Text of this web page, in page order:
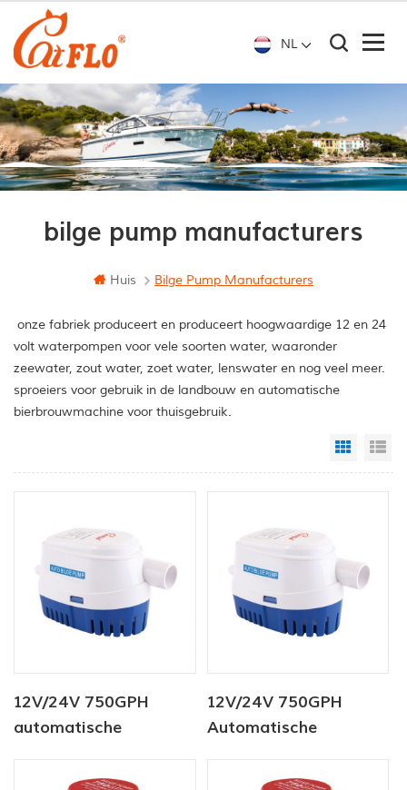
NL
bilge pump manufacturers
Huis Bilge Pump Manufacturers
onze fabriek produceert en produceert hoogwaardige 12 en 24
volt waterpompen voor vele soorten water, waaronder
zeewater, zout water, zoet water, lenswater en nog veel meer.
sproeiers voor gebruik in de landbouw en automatische
bierbrouwmachine voor thuisgebruik.
Grid
12V/24V 750GPH
automatische
12V/24V 750GPH
Automatische
dompelpomp